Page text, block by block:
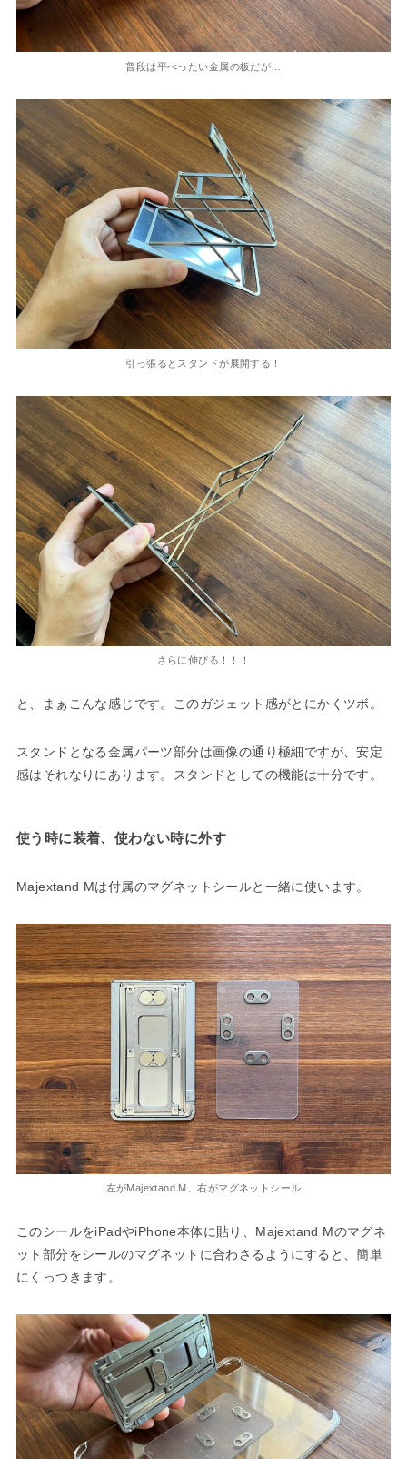
普段は平べったい金属の板だが…
引っ張るとスタンドが展開する！
さらに伸びる！！！
と、まぁこんな感じです。このガジェット感がとにかくツボ。
スタンドとなる金属パーツ部分は画像の通り極細ですが、安定
感はそれなりにあります。スタンドとしての機能は十分です。
使う時に装着、使わない時に外す
Majextand Mは付属のマグネットシールと一緒に使います。
左がMajextand M、右がマグネットシール
このシールをiPadやiPhone本体に貼り、Majextand Mのマグネ
ット部分をシールのマグネットに合わさるようにすると、簡単
にくっつきます。